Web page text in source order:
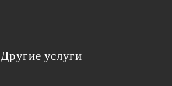
Другие услуги